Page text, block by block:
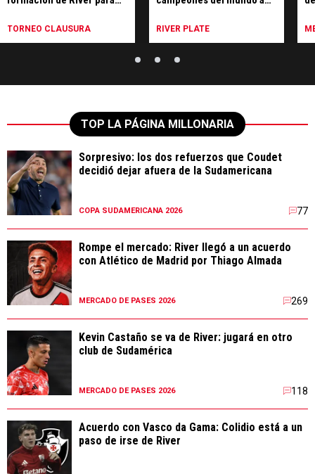
TORNEO CLAUSURA RIVER PLATE
TOP LA PÁGINA MILLONARIA
Sorpresivo: los dos refuerzos que Coudet
decidió dejar afuera de la Sudamericana
COPA SUDAMERICANA 2026 77
Rompe el mercado: River llegó a un acuerdo
con Atlético de Madrid por Thiago Almada
MERCADO DE PASES 2026 269
Kevin Castaño se va de River: jugará en otro
club de Sudamérica
MERCADO DE PASES 2026 118
Acuerdo con Vasco da Gama: Colidio está a un
paso de irse de River